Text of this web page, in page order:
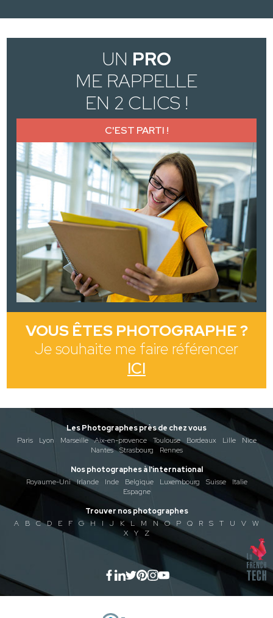
UN PRO
ME RAPPELLE
EN 2 CLICS !
C'EST PARTI !
VOUS ÊTES PHOTOGRAPHE ?
Je souhaite me faire référencer
ICI
Les Photographes près de chez vous
Paris
Lyon Marseille Aix-en-provence Toulouse Bordeaux Lille
Nice
Nantes
Strasbourg
Rennes
Nos photographes à l'international
Royaume-Uni
Irlande Inde Belgique Luxembourg Suisse
Italie
Espagne
Trouver nos photographes
A
B C D E F G H I J K L M N O P Q R S T U V
W
X
Y Z